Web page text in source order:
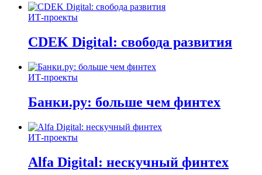
ИТ-проекты
CDEK Digital: свобода развития
ИТ-проекты
Банки.ру: больше чем финтех
ИТ-проекты
Alfa Digital: нескучный финтех